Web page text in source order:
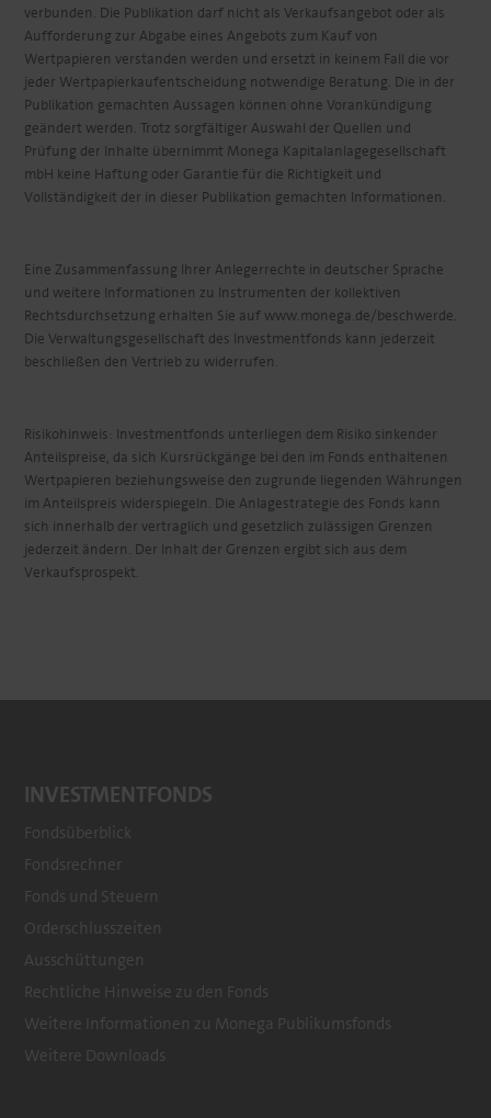
verbunden. Die Publikation darf nicht als Verkaufsangebot oder als
Aufforderung zur Abgabe eines Angebots zum Kauf von
Wertpapieren verstanden werden und ersetzt in keinem Fall die vor
jeder Wertpapierkaufentscheidung notwendige Beratung. Die in der
Publikation gemachten Aussagen können ohne Vorankündigung
geändert werden. Trotz sorgfältiger Auswahl der Quellen und
Prüfung der Inhalte übernimmt Monega Kapitalanlagegesellschaft
mbH keine Haftung oder Garantie für die Richtigkeit und
Vollständigkeit der in dieser Publikation gemachten Informationen.
Eine Zusammenfassung Ihrer Anlegerrechte in deutscher Sprache
und weitere Informationen zu Instrumenten der kollektiven
Rechtsdurchsetzung erhalten Sie auf www.monega.de/beschwerde.
Die Verwaltungsgesellschaft des Investmentfonds kann jederzeit
beschließen den Vertrieb zu widerrufen.
Risikohinweis: Investmentfonds unterliegen dem Risiko sinkender
Anteilspreise, da sich Kursrückgänge bei den im Fonds enthaltenen
Wertpapieren beziehungsweise den zugrunde liegenden Währungen
im Anteilspreis widerspiegeln. Die Anlagestrategie des Fonds kann
sich innerhalb der vertraglich und gesetzlich zulässigen Grenzen
jederzeit ändern. Der Inhalt der Grenzen ergibt sich aus dem
Verkaufsprospekt.
Footer
menu
INVESTMENTFONDS
Fondsüberblick
Fondsrechner
Fonds und Steuern
Orderschlusszeiten
Ausschüttungen
Rechtliche Hinweise zu den Fonds
Weitere Informationen zu Monega Publikumsfonds
Weitere Downloads